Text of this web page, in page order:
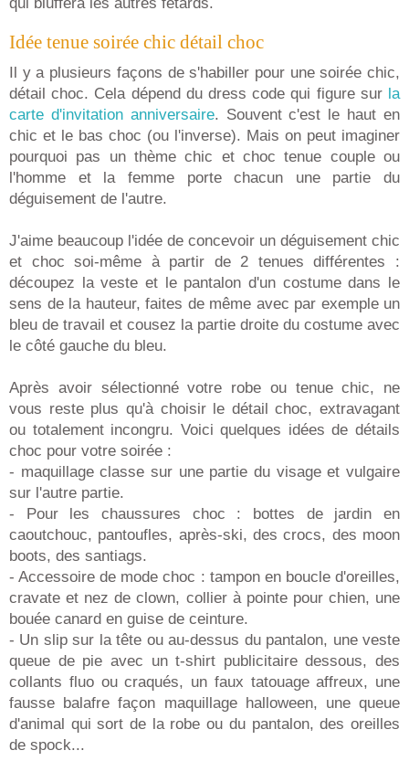
qui bluffera les autres fêtards.
Idée tenue soirée chic détail choc
Il y a plusieurs façons de s'habiller pour une soirée chic,
détail choc. Cela dépend du dress code qui figure sur la
carte d'invitation anniversaire. Souvent c'est le haut en
chic et le bas choc (ou l'inverse). Mais on peut imaginer
pourquoi pas un thème chic et choc tenue couple ou
l'homme et la femme porte chacun une partie du
déguisement de l'autre.
J'aime beaucoup l'idée de concevoir un déguisement chic
et choc soi-même à partir de 2 tenues différentes :
découpez la veste et le pantalon d'un costume dans le
sens de la hauteur, faites de même avec par exemple un
bleu de travail et cousez la partie droite du costume avec
le côté gauche du bleu.
Après avoir sélectionné votre robe ou tenue chic, ne
vous reste plus qu'à choisir le détail choc, extravagant
ou totalement incongru. Voici quelques idées de détails
choc pour votre soirée :
- maquillage classe sur une partie du visage et vulgaire
sur l'autre partie.
- Pour les chaussures choc : bottes de jardin en
caoutchouc, pantoufles, après-ski, des crocs, des moon
boots, des santiags.
- Accessoire de mode choc : tampon en boucle d'oreilles,
cravate et nez de clown, collier à pointe pour chien, une
bouée canard en guise de ceinture.
- Un slip sur la tête ou au-dessus du pantalon, une veste
queue de pie avec un t-shirt publicitaire dessous, des
collants fluo ou craqués, un faux tatouage affreux, une
fausse balafre façon maquillage halloween, une queue
d'animal qui sort de la robe ou du pantalon, des oreilles
de spock...